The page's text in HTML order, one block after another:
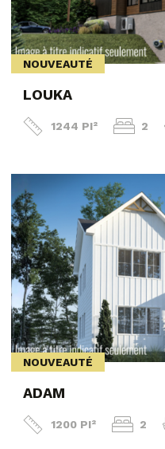
NOUVEAUTÉ
LOUKA
1244 PI² 2
NOUVEAUTÉ
ADAM
1200 PI² 2